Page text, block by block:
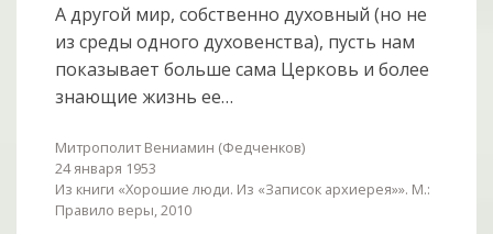
А другой мир, собственно духовный (но не
из среды одного духовенства), пусть нам
показывает больше сама Церковь и более
знающие жизнь ее…
Митрополит Вениамин (Федченков)
24 января 1953
Из книги «Хорошие люди. Из «Записок архиерея»». М.:
Правило веры, 2010